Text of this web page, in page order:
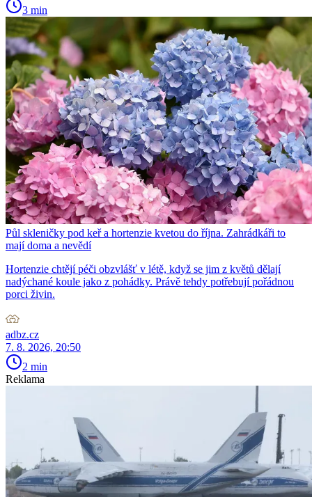
3 min
Půl skleničky pod keř a hortenzie kvetou do října. Zahrádkáři to
mají doma a nevědí
Hortenzie chtějí péči obzvlášť v létě, když se jim z květů dělají
nadýchané koule jako z pohádky. Právě tehdy potřebují pořádnou
porci živin.
adbz.cz
7. 8. 2026, 20:50
2 min
Reklama